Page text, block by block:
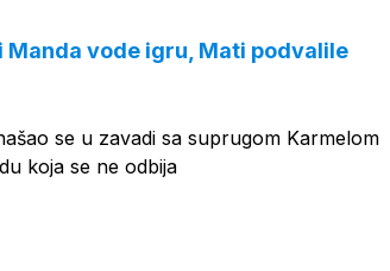
Manda vode igru, Mati podvalile
se u zavadi sa suprugom Karmelom
koja se ne odbija